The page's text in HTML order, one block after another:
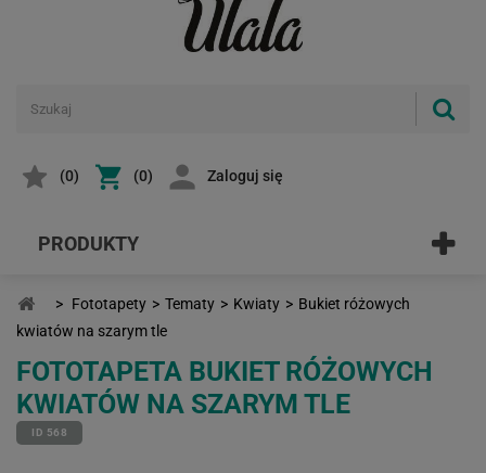
(0) (0) Zaloguj się
PRODUKTY
> Fototapety > Tematy > Kwiaty > Bukiet różowych
kwiatów na szarym tle
FOTOTAPETA BUKIET RÓŻOWYCH
KWIATÓW NA SZARYM TLE
ID 568